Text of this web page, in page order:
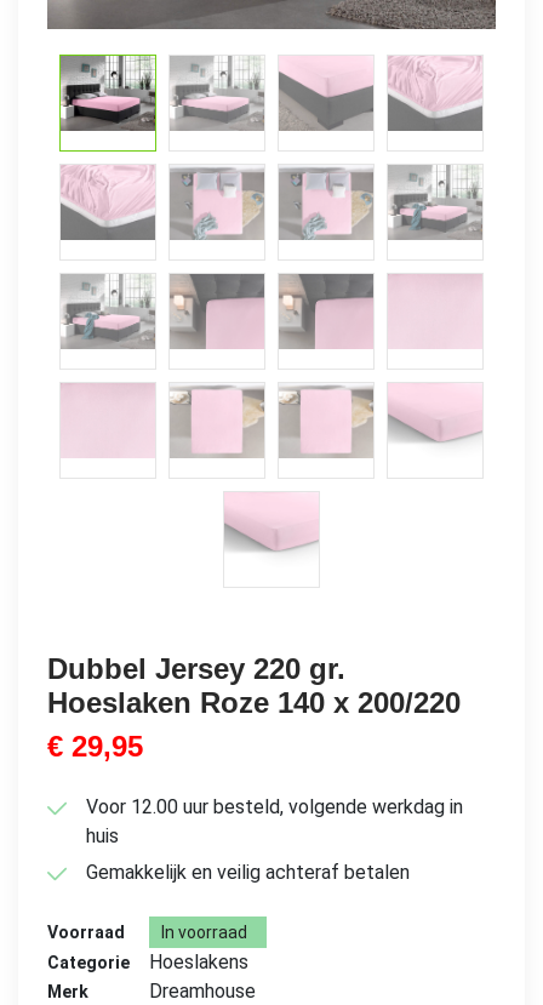
Dubbel Jersey 220 gr.
Hoeslaken Roze 140 x 200/220
€ 29,95
Voor 12.00 uur besteld, volgende werkdag in
huis
Gemakkelijk en veilig achteraf betalen
Voorraad
In voorraad
Categorie
Hoeslakens
Merk Dreamhouse